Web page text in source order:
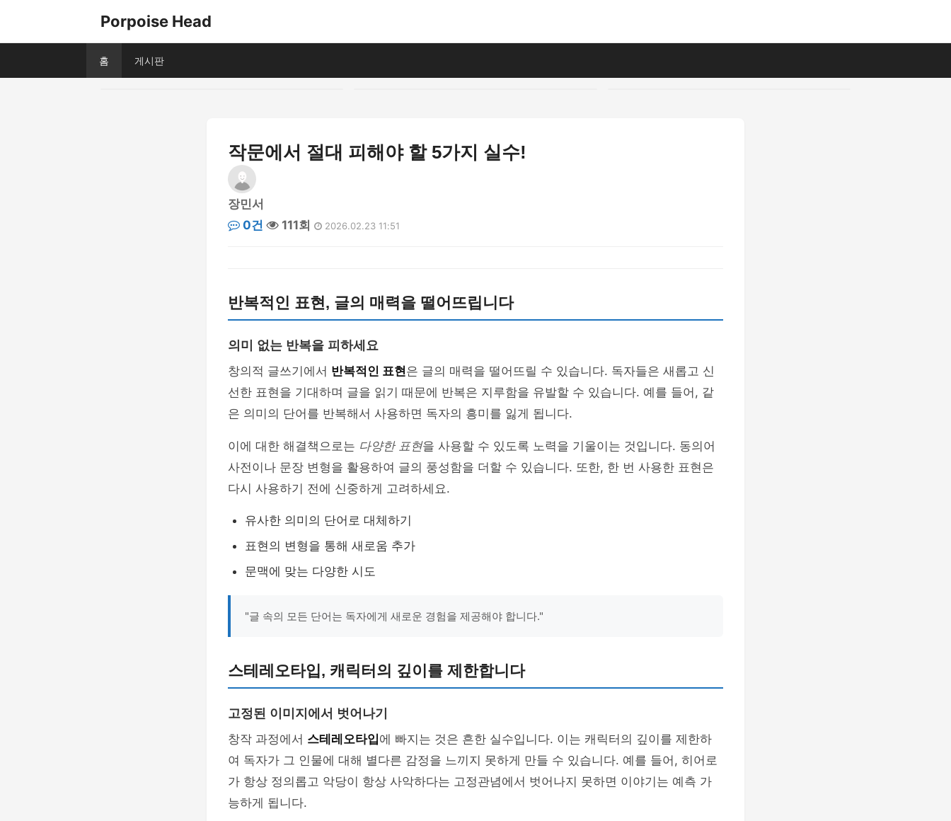
Porpoise Head
홈 게시판
작문에서 절대 피해야 할 5가지 실수!
장민서
0건
111회 2026.02.23 11:51
반복적인 표현, 글의 매력을 떨어뜨립니다
의미 없는 반복을 피하세요
창의적 글쓰기에서 반복적인 표현은 글의 매력을 떨어뜨릴 수 있습니다. 독자들은 새롭고 신
선한 표현을 기대하며 글을 읽기 때문에 반복은 지루함을 유발할 수 있습니다. 예를 들어, 같
은 의미의 단어를 반복해서 사용하면 독자의 흥미를 잃게 됩니다.
이에 대한 해결책으로는 다양한 표현을 사용할 수 있도록 노력을 기울이는 것입니다. 동의어
사전이나 문장 변형을 활용하여 글의 풍성함을 더할 수 있습니다. 또한, 한 번 사용한 표현은
다시 사용하기 전에 신중하게 고려하세요.
유사한 의미의 단어로 대체하기
표현의 변형을 통해 새로움 추가
문맥에 맞는 다양한 시도
"글 속의 모든 단어는 독자에게 새로운 경험을 제공해야 합니다."
스테레오타입, 캐릭터의 깊이를 제한합니다
고정된 이미지에서 벗어나기
창작 과정에서 스테레오타입에 빠지는 것은 흔한 실수입니다. 이는 캐릭터의 깊이를 제한하
여 독자가 그 인물에 대해 별다른 감정을 느끼지 못하게 만들 수 있습니다. 예를 들어, 히어로
가 항상 정의롭고 악당이 항상 사악하다는 고정관념에서 벗어나지 못하면 이야기는 예측 가
능하게 됩니다.